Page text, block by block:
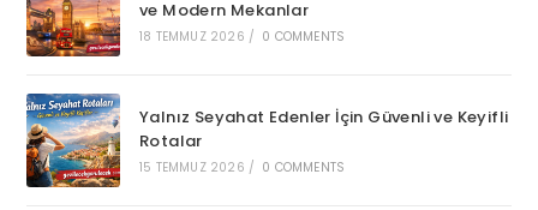
ve Modern Mekanlar
18 TEMMUZ 2026 / 0 COMMENTS
Yalnız Seyahat Edenler İçin Güvenli ve Keyifli
Rotalar
15 TEMMUZ 2026 / 0 COMMENTS